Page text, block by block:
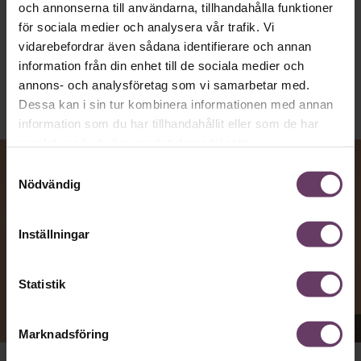
och annonserna till användarna, tillhandahålla funktioner
för sociala medier och analysera vår trafik. Vi
vidarebefordrar även sådana identifierare och annan
information från din enhet till de sociala medier och
annons- och analysföretag som vi samarbetar med.
Dessa kan i sin tur kombinera informationen med annan
information som du har tillhandahållit eller som de har
Nödvändig
Inställningar
Statistik
Marknadsföring
Kommunikation
Text:Fredrik Kullberg
Publicerad2026-08-07
Appen Sinceerly imiterar vd:ars kortfattade språk.